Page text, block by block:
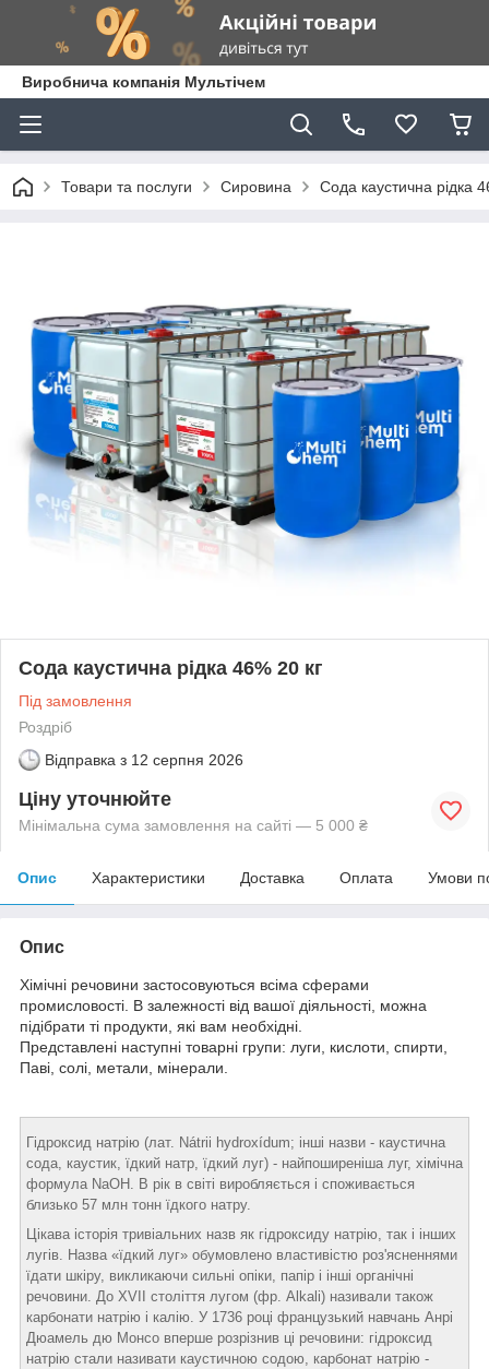
Виробнича компанія Мультічем
Товари та послуги Сировина Сода каустична рідка
Сода каустична рідка 46% 20 кг
Під замовлення
Роздріб
Відправка з 12 серпня 2026
Ціну уточнюйте
Мінімальна сума замовлення на сайті — 5 000 ₴
Опис Характеристики Доставка Оплата Умови
Опис
Хімічні речовини застосовуються всіма сферами
промисловості. В залежності від вашої діяльності, можна
підібрати ті продукти, які вам необхідні.
Представлені наступні товарні групи: луги, кислоти, спирти,
Паві, солі, метали, мінерали.
Гідроксид натрію (лат. Nátrii hydroxídum; інші назви - каустична
сода, каустик, їдкий натр, їдкий луг) - найпоширеніша луг, хімічна
формула NaOH. В рік в світі виробляється і споживається
близько 57 млн тонн їдкого натру.
Цікава історія тривіальних назв як гідроксиду натрію, так і інших
лугів. Назва «їдкий луг» обумовлено властивістю роз'ясненнями
їдати шкіру, викликаючи сильні опіки, папір і інші органічні
речовини. До XVII століття лугом (фр. Alkali) називали також
карбонати натрію і калію. У 1736 році французький навчань Анрі
Дюамель дю Монсо вперше розрізнив ці речовини: гідроксид
натрію стали називати каустичною содою, карбонат натрію -